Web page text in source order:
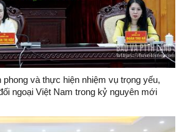
phong và thực hiện nhiệm vụ trọng yếu,
ngoại Việt Nam trong kỷ nguyên mới